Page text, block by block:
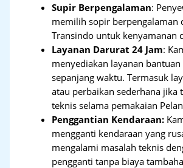
Supir Berpengalaman:
memilih sopir berpengalaman
Transindo untuk kenyamanan
Layanan Darurat 24 Jam:
menyediakan layanan
sepanjang waktu. Termasuk
atau perbaikan sederhana jika
teknis selama pemakaian
Penggantian Kendaraan:
mengganti kendaraan yang
mengalami masalah teknis
pengganti tanpa biaya